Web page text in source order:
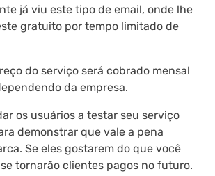
já viu este tipo de email, onde lhe
gratuito por tempo limitado de
do serviço será cobrado mensal
da empresa.
os usuários a testar seu serviço
demonstrar que vale a pena
Se eles gostarem do que você
tornarão clientes pagos no futuro.